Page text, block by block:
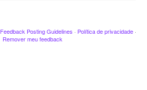
Feedback Posting Guidelines · Política de privacidade ·
Remover meu feedback